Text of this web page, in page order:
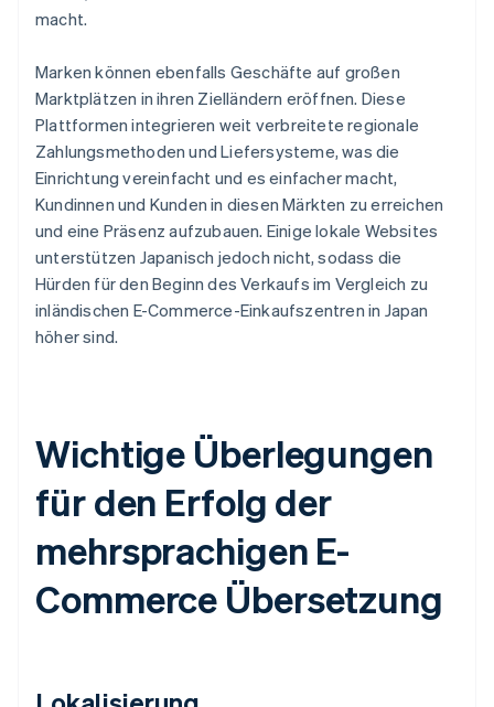
macht.
Marken können ebenfalls Geschäfte auf großen
Marktplätzen in ihren Zielländern eröffnen. Diese
Plattformen integrieren weit verbreitete regionale
Zahlungsmethoden und Liefersysteme, was die
Einrichtung vereinfacht und es einfacher macht,
Kundinnen und Kunden in diesen Märkten zu erreichen
und eine Präsenz aufzubauen. Einige lokale Websites
unterstützen Japanisch jedoch nicht, sodass die
Hürden für den Beginn des Verkaufs im Vergleich zu
inländischen E-Commerce-Einkaufszentren in Japan
höher sind.
Wichtige Überlegungen
für den Erfolg der
mehrsprachigen E-
Commerce Übersetzung